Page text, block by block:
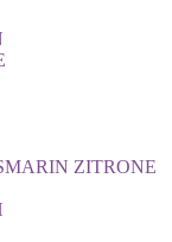
ZITRONE